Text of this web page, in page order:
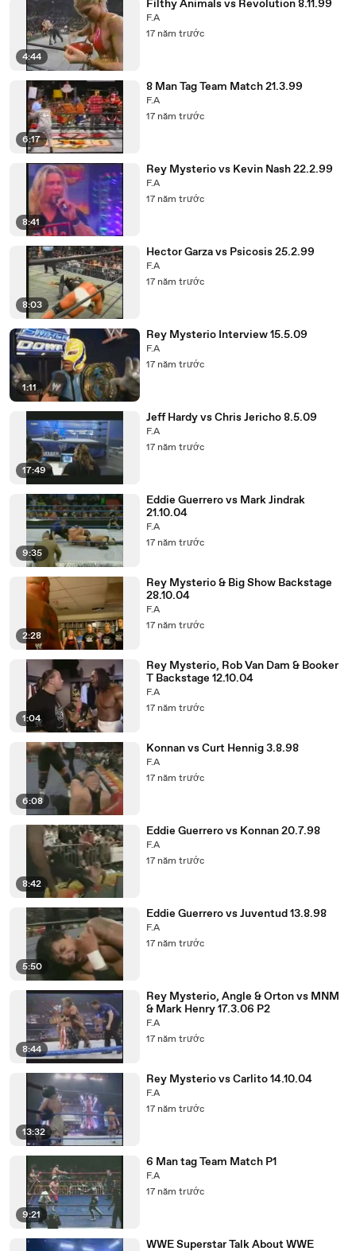
4:44
Filthy Animals vs Revolution 8.11.99
F.A
17 năm trước
6:17
8 Man Tag Team Match 21.3.99
F.A
17 năm trước
8:41
Rey Mysterio vs Kevin Nash 22.2.99
F.A
17 năm trước
8:03
Hector Garza vs Psicosis 25.2.99
F.A
17 năm trước
1:11
Rey Mysterio Interview 15.5.09
F.A
17 năm trước
17:49
Jeff Hardy vs Chris Jericho 8.5.09
F.A
17 năm trước
9:35
Eddie Guerrero vs Mark Jindrak
21.10.04
F.A
17 năm trước
2:28
Rey Mysterio & Big Show Backstage
28.10.04
F.A
17 năm trước
1:04
Rey Mysterio, Rob Van Dam & Booker
T Backstage 12.10.04
F.A
17 năm trước
6:08
Konnan vs Curt Hennig 3.8.98
F.A
17 năm trước
8:42
Eddie Guerrero vs Konnan 20.7.98
F.A
17 năm trước
5:50
Eddie Guerrero vs Juventud 13.8.98
F.A
17 năm trước
8:44
Rey Mysterio, Angle & Orton vs MNM
& Mark Henry 17.3.06 P2
F.A
17 năm trước
13:32
Rey Mysterio vs Carlito 14.10.04
F.A
17 năm trước
9:21
6 Man tag Team Match P1
F.A
17 năm trước
WWE Superstar Talk About WWE